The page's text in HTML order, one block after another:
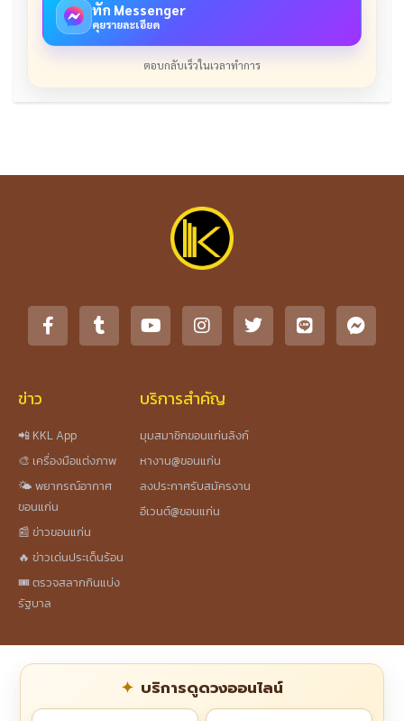
ทัก Messenger
คุยรายละเอียด
ตอบกลับเร็วในเวลาทำการ
ข่าว
📲 KKL App
🎨 เครื่องมือแต่งภาพ
🌤️ พยากรณ์อากาศ
ขอนแก่น
📰 ข่าวขอนแก่น
🔥 ข่าวเด่นประเด็นร้อน
🎟️ ตรวจสลากกินแบ่ง
รัฐบาล
บริการสำคัญ
มุมสมาชิกขอนแก่นลิงก์
หางาน@ขอนแก่น
ลงประกาศรับสมัครงาน
อีเวนต์@ขอนแก่น
บริการดูดวงออนไลน์